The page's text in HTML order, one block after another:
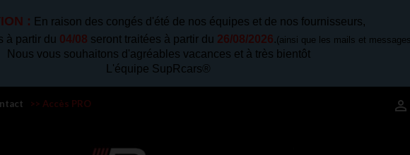
: En raison des congés d'été de nos équipes et de nos fournisseurs,
à partir du 04/08 seront traitées à partir du 26/08/2026.(ainsi que les mails et
Nous vous souhaitons d'agréables vacances et à très bientôt
L'équipe SupRcars®
>> Accès PRO 